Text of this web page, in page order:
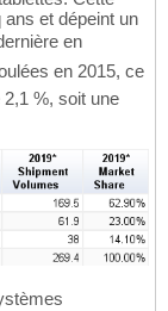
et dépeint un
en
en 2015, ce
%, soit une